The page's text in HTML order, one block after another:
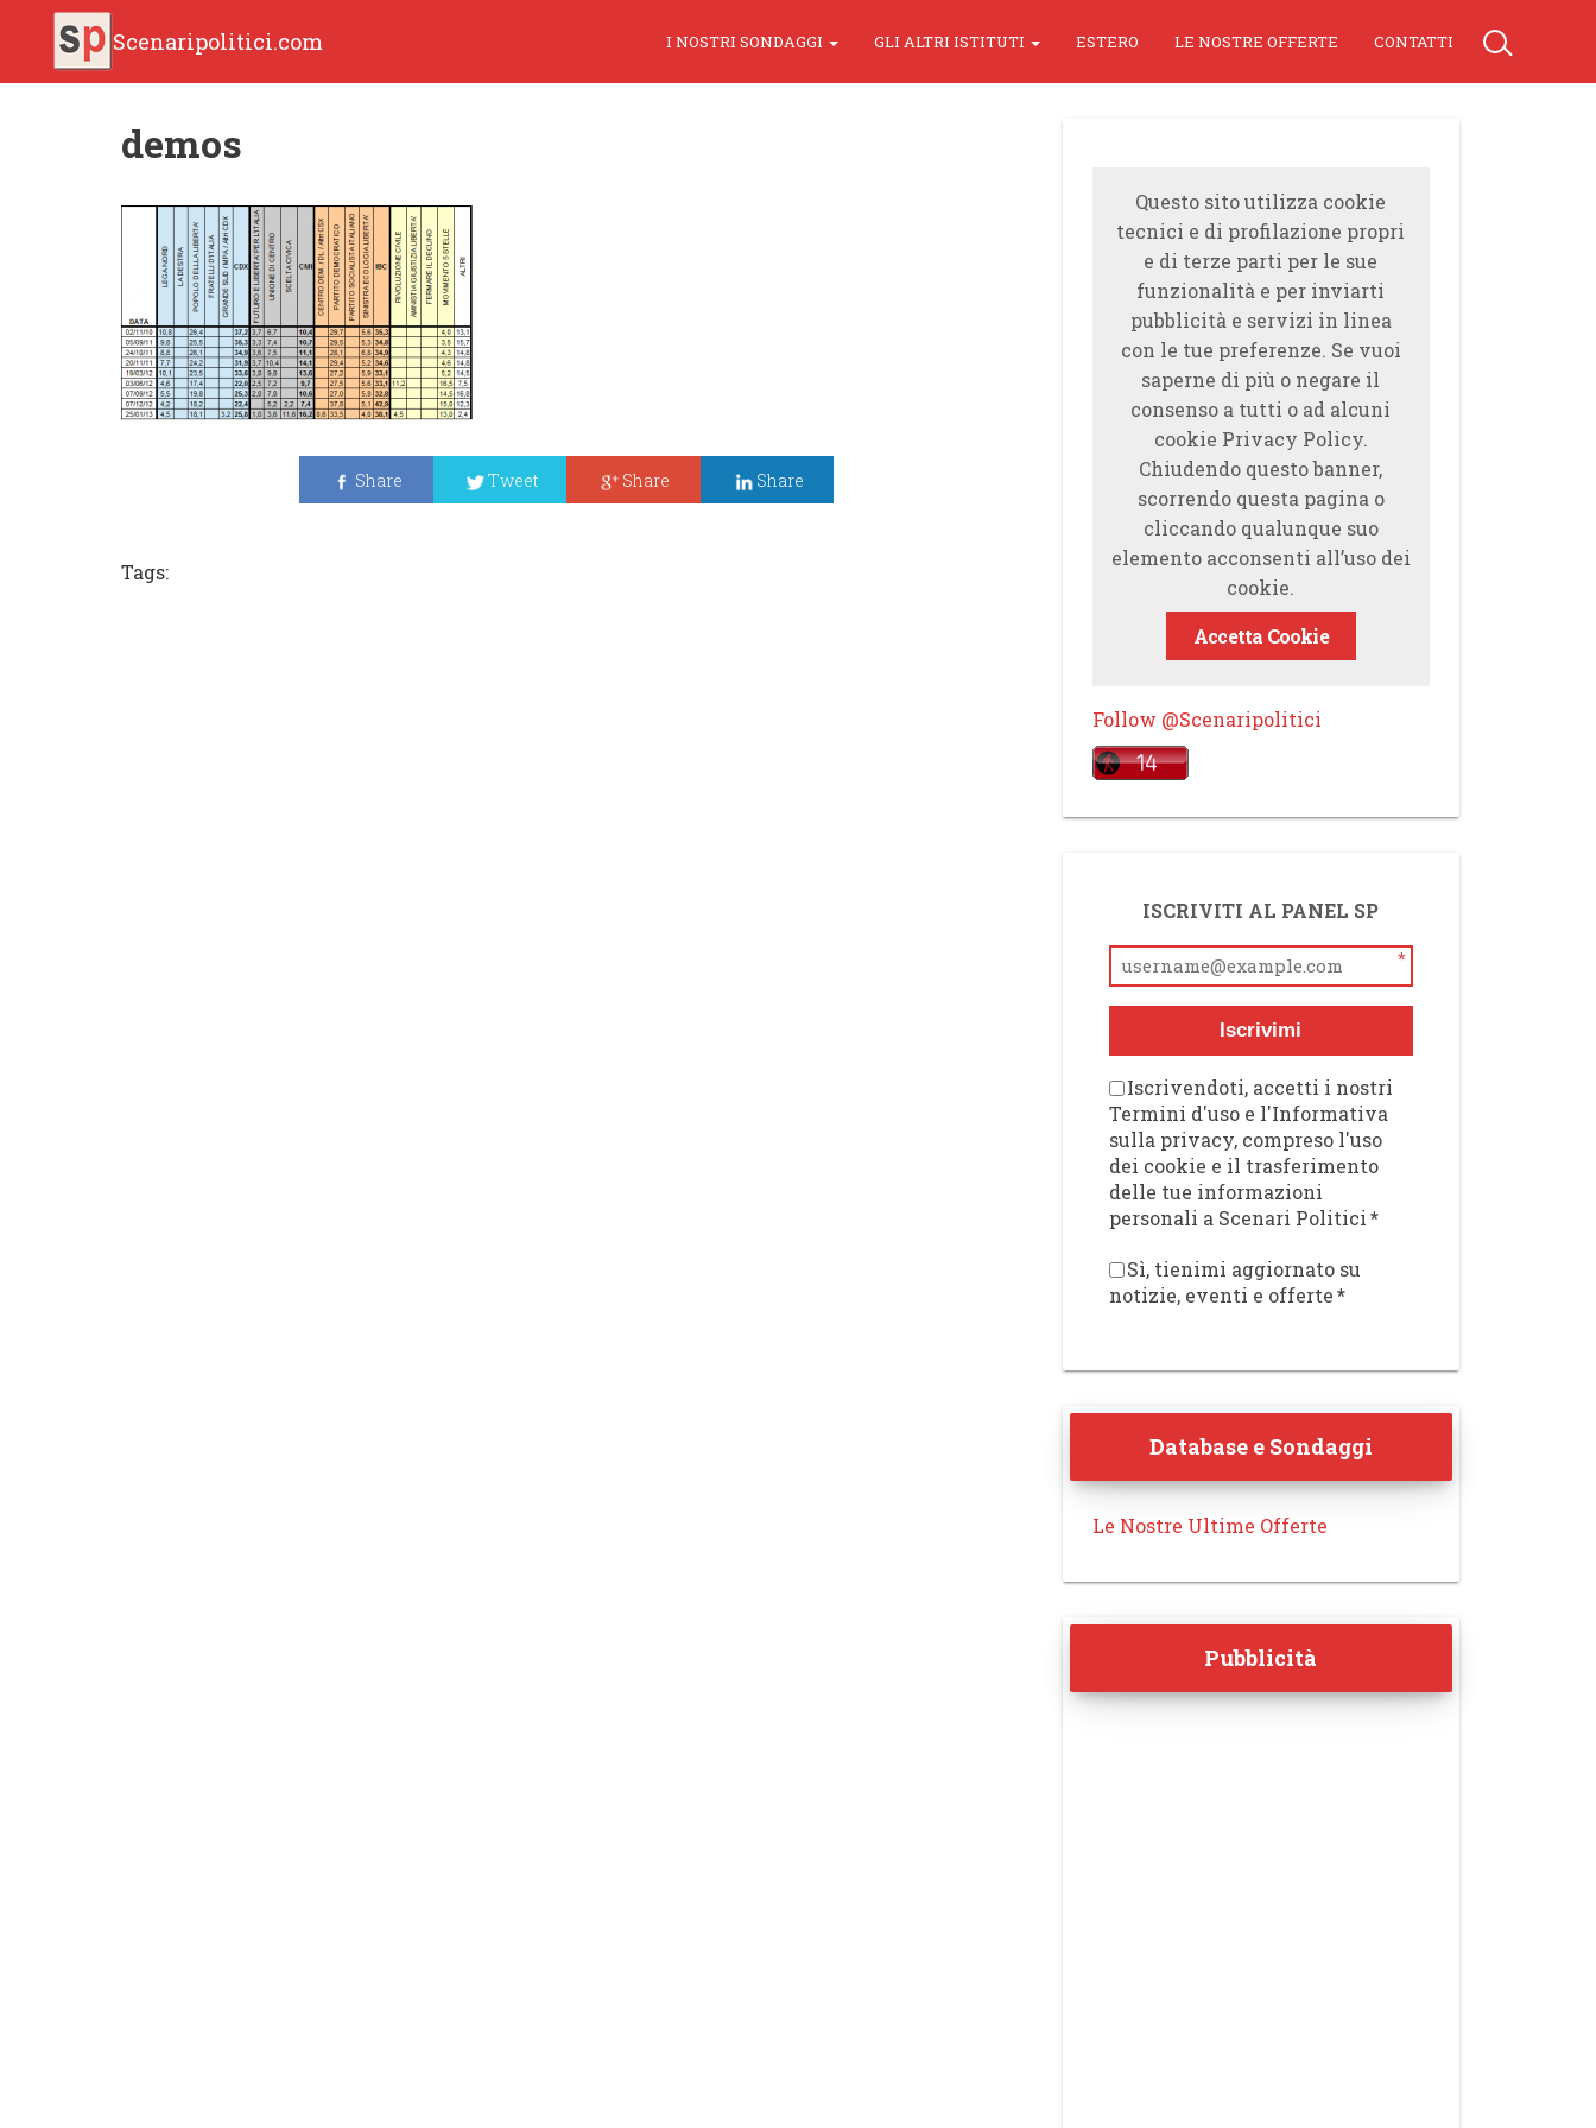
Scenaripolitici.com I NOSTRI SONDAGGI GLI ALTRI ISTITUTI ESTERO LE NOSTRE OFFERTE CONTATTI
demos
Share Tweet Share Share
Tags:
Questo sito utilizza cookie
tecnici e di profilazione propri
e di terze parti per le sue
funzionalità e per inviarti
pubblicità e servizi in linea
con le tue preferenze. Se vuoi
saperne di più o negare il
consenso a tutti o ad alcuni
cookie Privacy Policy.
Chiudendo questo banner,
scorrendo questa pagina o
cliccando qualunque suo
elemento acconsenti all’uso dei
cookie.
Accetta Cookie
Follow @Scenaripolitici
ISCRIVITI AL PANEL SP
*
Iscrivimi
Iscrivendoti, accetti i nostri
Termini d'uso e l'Informativa
sulla privacy, compreso l'uso
dei cookie e il trasferimento
delle tue informazioni
personali a Scenari Politici*
Sì, tienimi aggiornato su
notizie, eventi e offerte*
Database e Sondaggi
Le Nostre Ultime Offerte
Pubblicità